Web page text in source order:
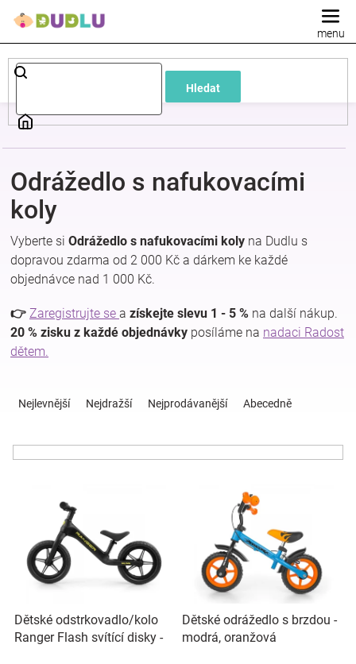
Hledat
Dětské
a
kojenecké
oblečení
kojenecká
výbava
Hračky
děti
oblečení
Odrážedlo s nafukovacími
koly
Vyberte si Odrážedlo s nafukovacími koly na Dudlu s
dopravou zdarma od 2 000 Kč a dárkem ke každé
objednávce nad 1 000 Kč.
👉 Zaregistrujte se a získejte slevu 1 - 5 % na další nákup.
20 % zisku z každé objednávky posíláme na nadaci Radost
dětem.
ů
Nejlevnější Nejdražší Nejprodávanější Abecedně
o
d
u
Dětské odstrkovadlo/kolo
Ranger Flash svítící disky -
Dětské odrážedlo s brzdou -
modrá, oranžová